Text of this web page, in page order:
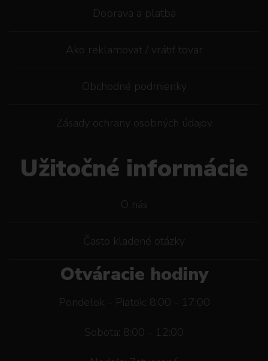
Doprava a platba
Ako reklamovat / vrátiť tovar
Obchodné podmienky
Zásady ochrany osobných údajov
Užitočné informácie
O nás
Často kladené otázky
Otváracie hodiny
Pondelok - Piatok: 8:00 - 17:00
Sobota: 8:00 - 12:00